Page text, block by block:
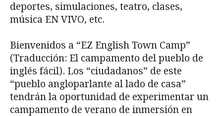
deportes, simulaciones, teatro, clases,
música EN VIVO, etc.
Bienvenidos a “EZ English Town Camp”
(Traducción: El campamento del pueblo de
inglés fácil). Los “ciudadanos” de este
“pueblo angloparlante al lado de casa”
tendrán la oportunidad de experimentar un
campamento de verano de inmersión en